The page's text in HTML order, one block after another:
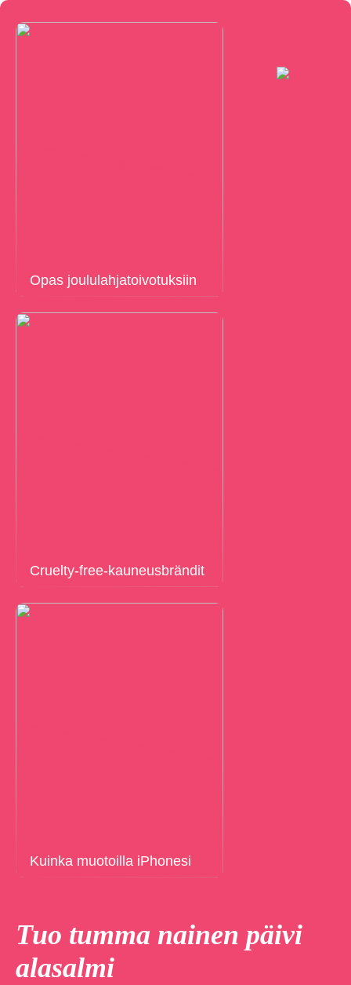
Opas joululahjatoivotuksiin
Cruelty-free-kauneusbrändit
Kuinka muotoilla iPhonesi
Tuo tumma nainen päivi
alasalmi